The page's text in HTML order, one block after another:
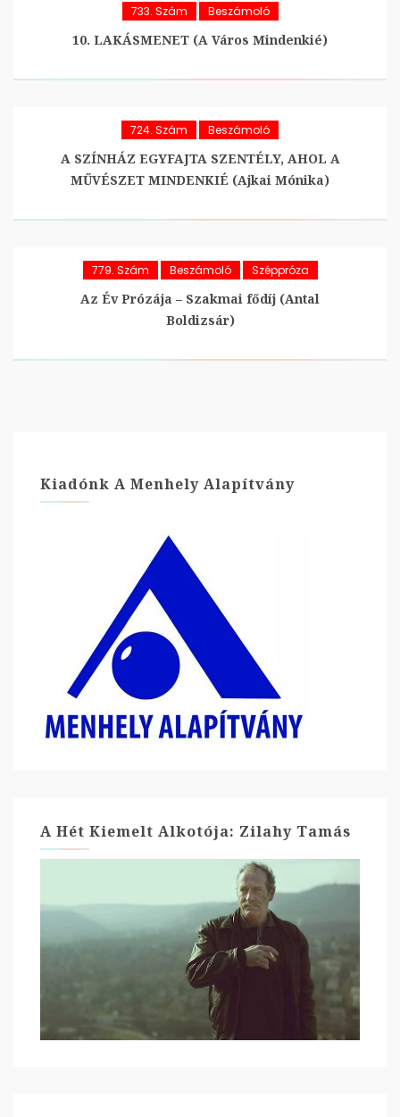
733. Szám Beszámoló
10. LAKÁSMENET (A Város Mindenkié)
724. Szám Beszámoló
A SZÍNHÁZ EGYFAJTA SZENTÉLY, AHOL A
MŰVÉSZET MINDENKIÉ (Ajkai Mónika)
779. Szám Beszámoló Széppróza
Az Év Prózája – Szakmai fődíj (Antal
Boldizsár)
Kiadónk A Menhely Alapítvány
A Hét Kiemelt Alkotója: Zilahy Tamás